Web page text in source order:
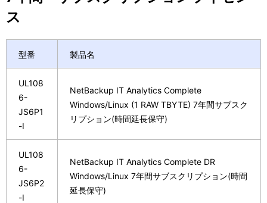
ス
型番 製品名
UL108
6-
JS6P1
-I
NetBackup IT Analytics Complete
Windows/Linux (1 RAW TBYTE) 7年間サブスク
リプション(時間延長保守)
UL108
6-
JS6P2
-I
NetBackup IT Analytics Complete DR
Windows/Linux 7年間サブスクリプション(時間
延長保守)